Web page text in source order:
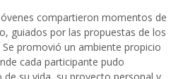
compartieron momentos de
guiados por las propuestas de los
promovió un ambiente propicio
cada participante pudo
su vida, su proyecto personal y